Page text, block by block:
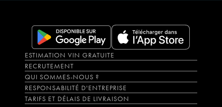
ESTIMATION VIN GRATUITE
RECRUTEMENT
QUI SOMMES-NOUS ?
RESPONSABILITÉ D'ENTREPRISE
TARIFS ET DÉLAIS DE LIVRAISON